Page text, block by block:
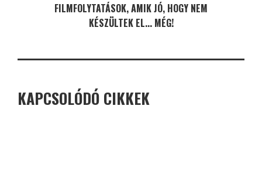
FILMFOLYTATÁSOK, AMIK JÓ, HOGY NEM
KÉSZÜLTEK EL... MÉG!
KAPCSOLÓDÓ CIKKEK